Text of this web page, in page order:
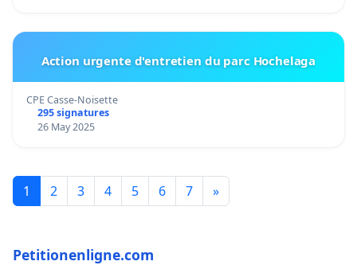
Action urgente d'entretien du parc Hochelaga
CPE Casse-Noisette
295 signatures
26 May 2025
1 2 3 4 5 6 7 »
Petitionenligne.com